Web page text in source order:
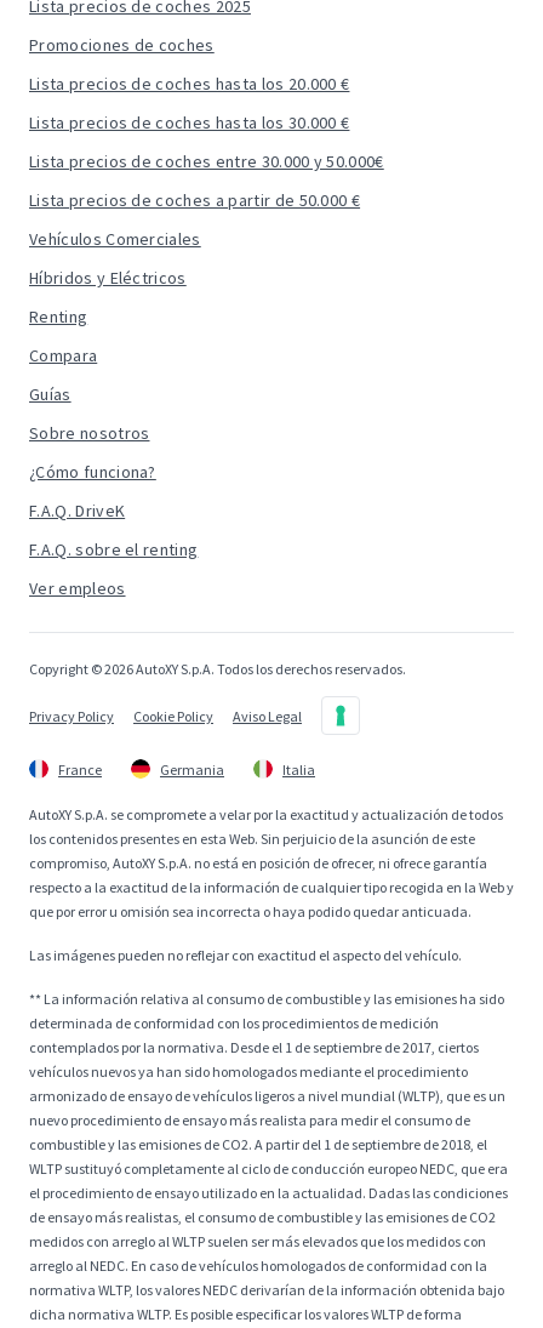
Lista precios de coches 2025
Promociones de coches
Lista precios de coches hasta los 20.000 €
Lista precios de coches hasta los 30.000 €
Lista precios de coches entre 30.000 y 50.000€
Lista precios de coches a partir de 50.000 €
Vehículos Comerciales
Híbridos y Eléctricos
Renting
Compara
Guías
Sobre nosotros
¿Cómo funciona?
F.A.Q. DriveK
F.A.Q. sobre el renting
Ver empleos
Copyright © 2026 AutoXY S.p.A. Todos los derechos reservados.
Privacy Policy Cookie Policy Aviso Legal
France Germania Italia
AutoXY S.p.A. se compromete a velar por la exactitud y actualización de todos
los contenidos presentes en esta Web. Sin perjuicio de la asunción de este
compromiso, AutoXY S.p.A. no está en posición de ofrecer, ni ofrece garantía
respecto a la exactitud de la información de cualquier tipo recogida en la Web y
que por error u omisión sea incorrecta o haya podido quedar anticuada.
Las imágenes pueden no reflejar con exactitud el aspecto del vehículo.
** La información relativa al consumo de combustible y las emisiones ha sido
determinada de conformidad con los procedimientos de medición
contemplados por la normativa. Desde el 1 de septiembre de 2017, ciertos
vehículos nuevos ya han sido homologados mediante el procedimiento
armonizado de ensayo de vehículos ligeros a nivel mundial (WLTP), que es un
nuevo procedimiento de ensayo más realista para medir el consumo de
combustible y las emisiones de CO2. A partir del 1 de septiembre de 2018, el
WLTP sustituyó completamente al ciclo de conducción europeo NEDC, que era
el procedimiento de ensayo utilizado en la actualidad. Dadas las condiciones
de ensayo más realistas, el consumo de combustible y las emisiones de CO2
medidos con arreglo al WLTP suelen ser más elevados que los medidos con
arreglo al NEDC. En caso de vehículos homologados de conformidad con la
normativa WLTP, los valores NEDC derivarían de la información obtenida bajo
dicha normativa WLTP. Es posible especificar los valores WLTP de forma